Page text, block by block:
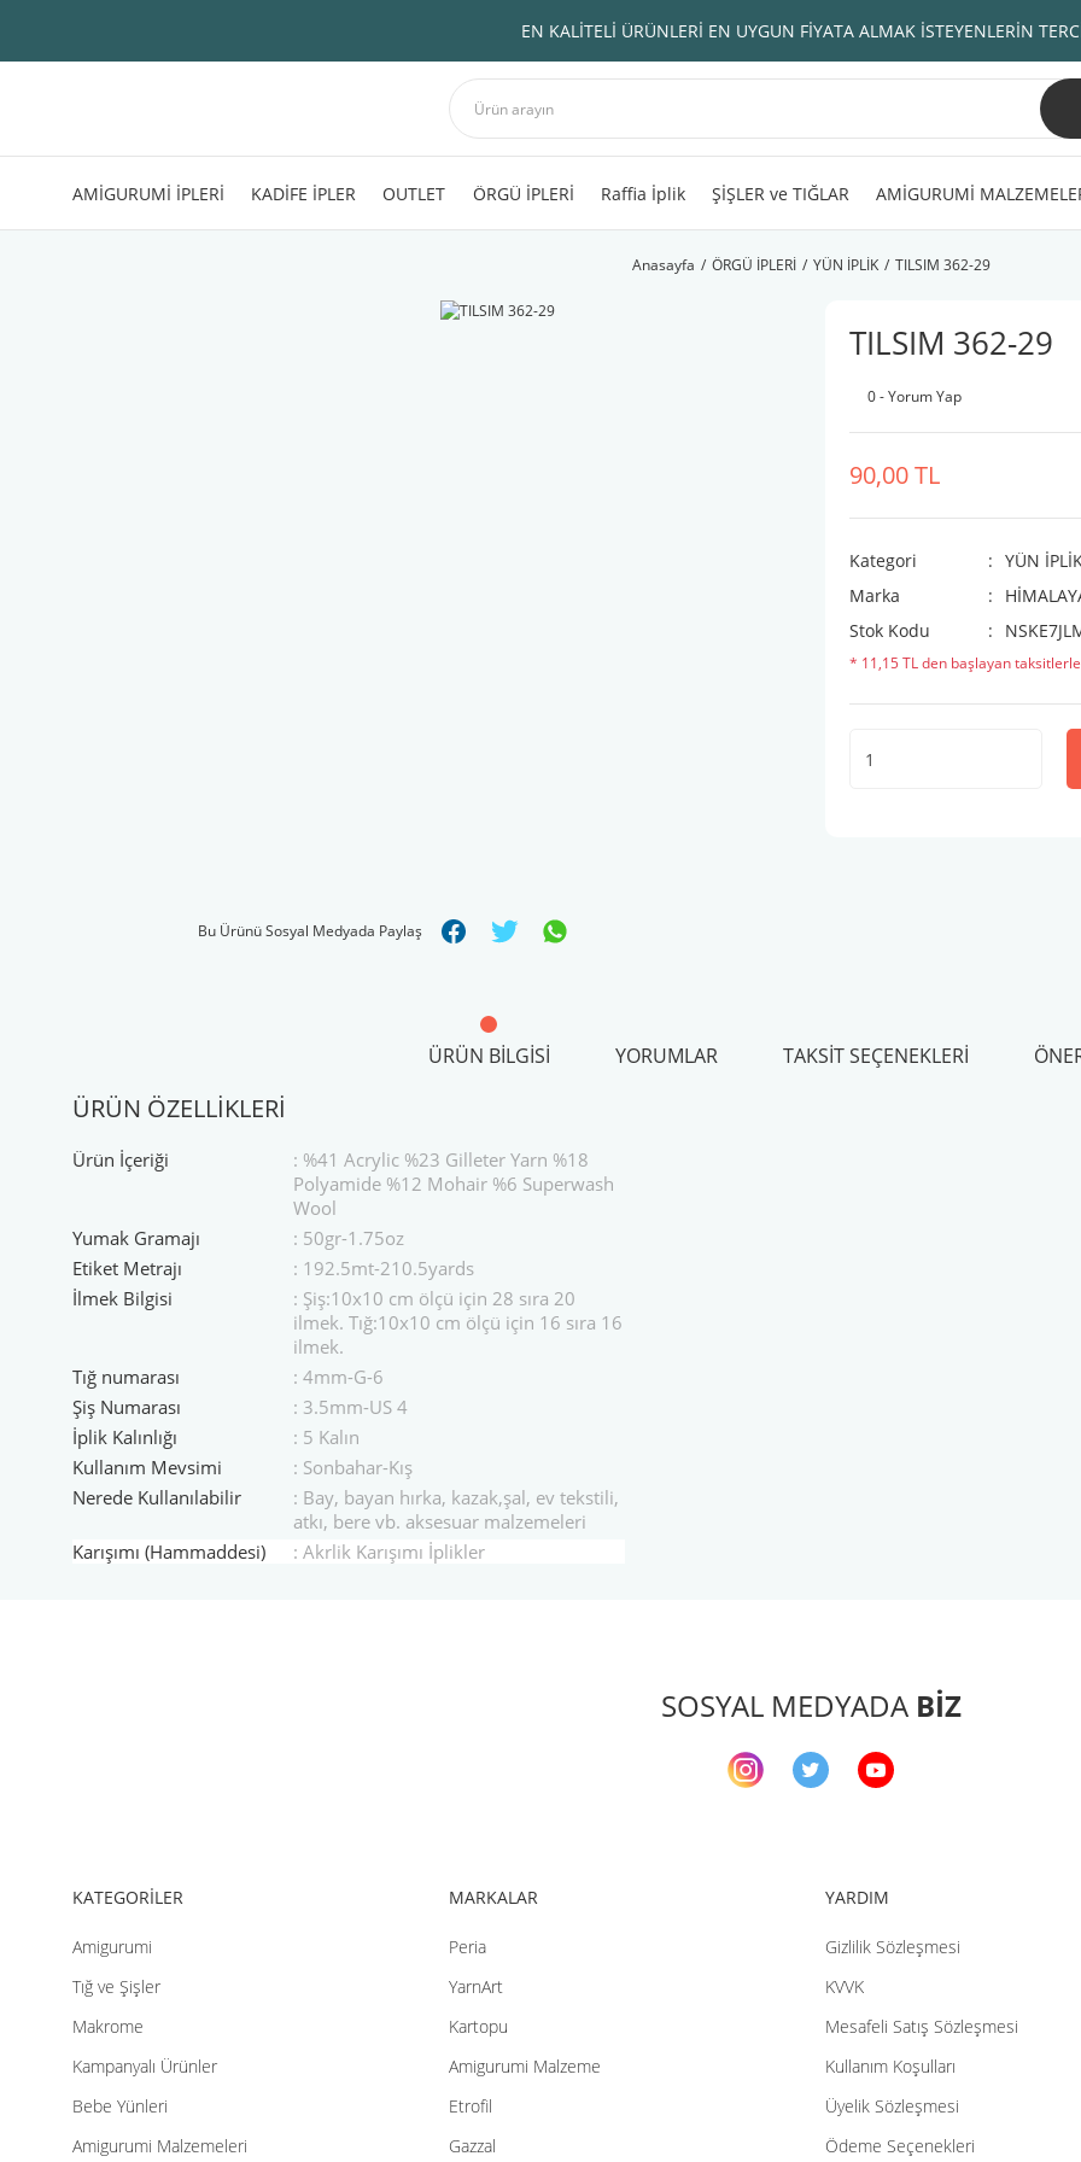
EN KALİTELİ ÜRÜNLERİ EN UYGUN FİYATA ALMAK İSTEYENLERİN
AMİGURUMİ İPLERİ KADİFE İPLER OUTLET ÖRGÜ İPLERİ Raffia İplik ŞİŞLER ve TIĞLAR AMİGURUMİ
Anasayfa ÖRGÜ İPLERİ YÜN İPLİK TILSIM 362-29
Bu Ürünü Sosyal Medyada Paylaş
TILSIM 362-29
0 - Yorum Yap
90,00 TL
Kategori
YÜN
Marka
Stok Kodu
* 11,15 TL den başlayan
ÜRÜN BILGISI YORUMLAR TAKSIT SEÇENEKLERI
ÜRÜN ÖZELLİKLERİ
Ürün İçeriği
: %41 Acrylic %23 Gilleter Yarn %18
Polyamide %12 Mohair %6 Superwash
Wool
Yumak Gramajı
: 50gr-1.75oz
Etiket Metrajı
: 192.5mt-210.5yards
İlmek Bilgisi
: Şiş:10x10 cm ölçü için 28 sıra 20
ilmek. Tığ:10x10 cm ölçü için 16 sıra 16
ilmek.
Tığ numarası
: 4mm-G-6
Şiş Numarası
: 3.5mm-US 4
İplik Kalınlığı
: 5 Kalın
Kullanım Mevsimi
: Sonbahar-Kış
Nerede Kullanılabilir
: Bay, bayan hırka, kazak,şal, ev tekstili,
atkı, bere vb. aksesuar malzemeleri
Karışımı (Hammaddesi)
: Akrlik Karışımı İplikler
Ürün açıklamasında eksik bilgiler bulunuyor.
Ürün bilgilerinde hatalar bulunuyor.
SOSYAL MEDYADA BİZ
KATEGORİLER
Amigurumi
Tığ ve Şişler
Makrome
Kampanyalı Ürünler
Bebe Yünleri
Amigurumi Malzemeleri
MARKALAR
Peria
YarnArt
Kartopu
Amigurumi Malzeme
Etrofil
Gazzal
YARDIM
Gizlilik Sözleşmesi
KVVK
Mesafeli Satış Sözleşmesi
Kullanım Koşulları
Üyelik Sözleşmesi
Ödeme Seçenekleri